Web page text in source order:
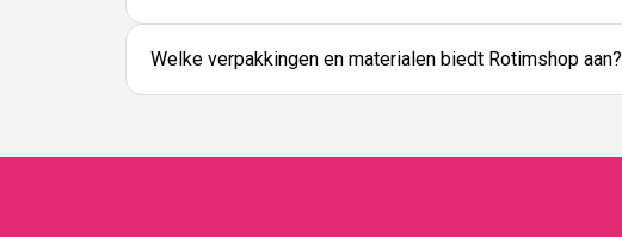
Welke verpakkingen en materialen biedt Rotimshop aan?